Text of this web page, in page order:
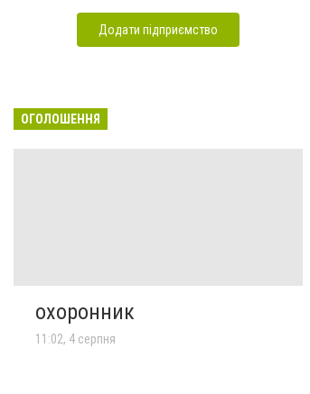
Додати підприємство
ОГОЛОШЕННЯ
охоронник
11:02, 4 серпня